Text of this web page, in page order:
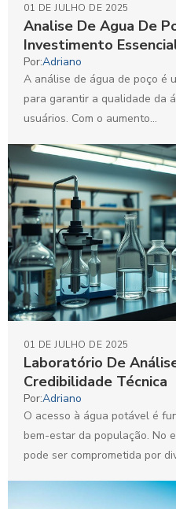
Analise De Agua De
Investimento
01 DE JULHO DE 2025
Por:Adriano
A análise de água de poço é
para garantir a qualidade da
usuários. Com o aumento...
Laboratório De
Credibilidade Técnica
01 DE JULHO DE 2025
Por:Adriano
O acesso à água potável é
bem-estar da população. No
pode ser comprometida por